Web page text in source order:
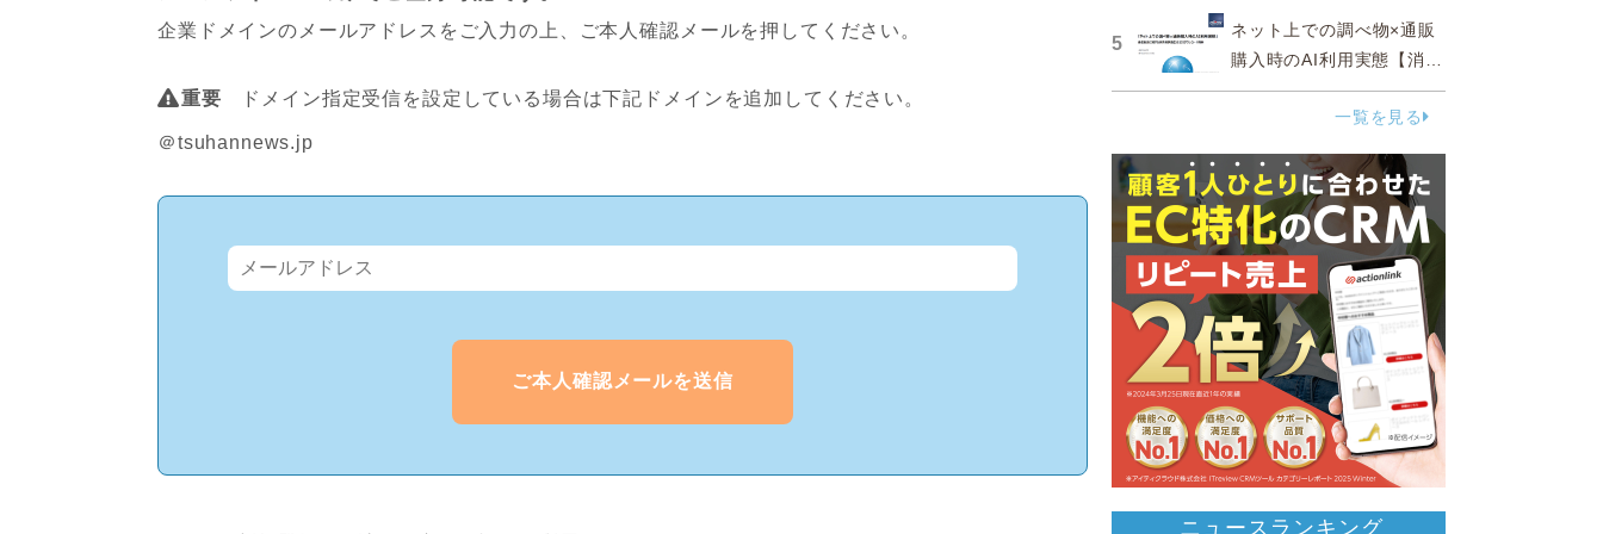
企業ドメインのメールアドレスをご入力の上、ご本人確認メールを押してください。
重要 ドメイン指定受信を設定している場合は下記ドメインを追加してください。
＠tsuhannews.jp
5
ネット上での調べ物×通販
購入時のAI利用実態【消費
者調査 2025】
一覧を見る
ニュースランキング